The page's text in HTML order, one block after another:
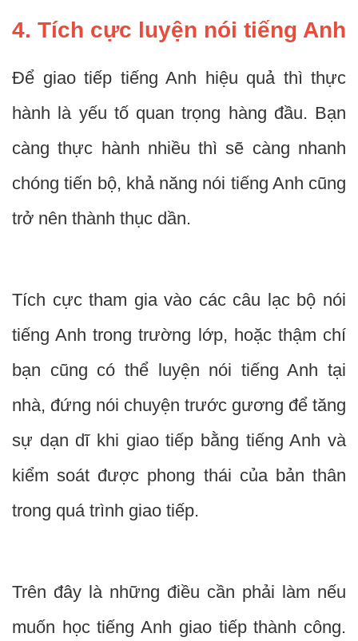
4. Tích cực luyện nói tiếng Anh
Để giao tiếp tiếng Anh hiệu quả thì thực
hành là yếu tố quan trọng hàng đầu. Bạn
càng thực hành nhiều thì sẽ càng nhanh
chóng tiến bộ, khả năng nói tiếng Anh cũng
trở nên thành thục dần.
Tích cực tham gia vào các câu lạc bộ nói
tiếng Anh trong trường lớp, hoặc thậm chí
bạn cũng có thể luyện nói tiếng Anh tại
nhà, đứng nói chuyện trước gương để tăng
sự dạn dĩ khi giao tiếp bằng tiếng Anh và
kiểm soát được phong thái của bản thân
trong quá trình giao tiếp.
Trên đây là những điều cần phải làm nếu
muốn học tiếng Anh giao tiếp thành công.